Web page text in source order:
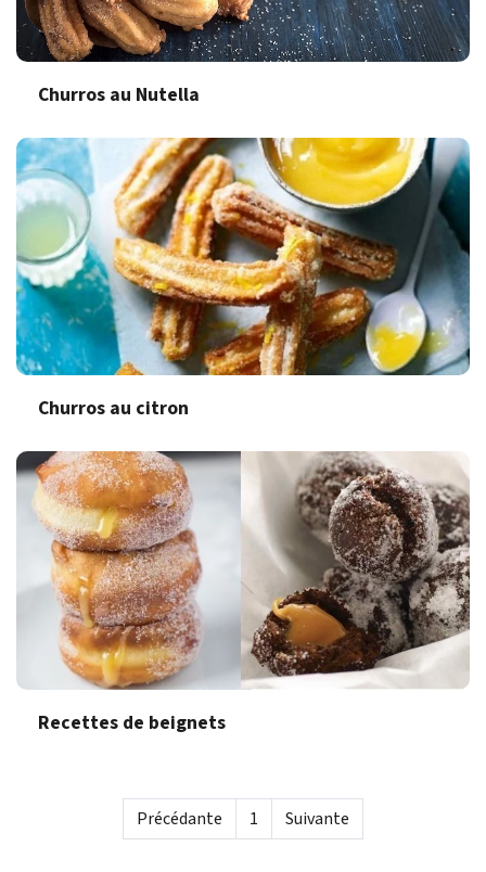
Churros au Nutella
Churros au citron
Recettes de beignets
Précédante 1 Suivante